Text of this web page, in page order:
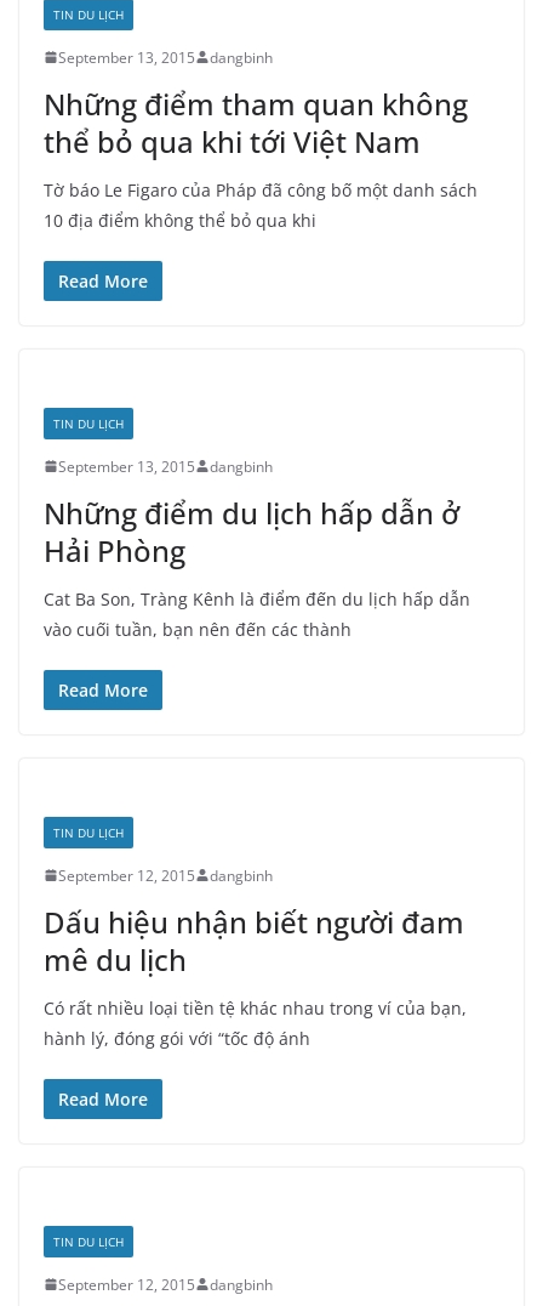
TIN DU LỊCH
September 13, 2015 dangbinh
Những điểm tham quan không
thể bỏ qua khi tới Việt Nam
Tờ báo Le Figaro của Pháp đã công bố một danh sách
10 địa điểm không thể bỏ qua khi
Read More
TIN DU LỊCH
September 13, 2015 dangbinh
Những điểm du lịch hấp dẫn ở
Hải Phòng
Cat Ba Son, Tràng Kênh là điểm đến du lịch hấp dẫn
vào cuối tuần, bạn nên đến các thành
Read More
TIN DU LỊCH
September 12, 2015 dangbinh
Dấu hiệu nhận biết người đam
mê du lịch
Có rất nhiều loại tiền tệ khác nhau trong ví của bạn,
hành lý, đóng gói với “tốc độ ánh
Read More
TIN DU LỊCH
September 12, 2015 dangbinh